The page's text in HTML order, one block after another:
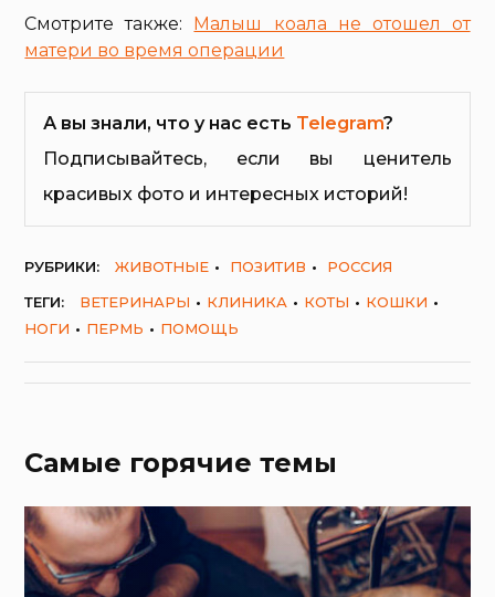
Смотрите также:
Малыш коала не отошел от
матери во время операции
А вы знали, что у нас есть Telegram?
Подписывайтесь, если вы ценитель
красивых фото и интересных историй!
РУБРИКИ: ЖИВОТНЫЕ ПОЗИТИВ
РОССИЯ
ТЕГИ:
ВЕТЕРИНАРЫ КЛИНИКА КОТЫ
КОШКИ
НОГИ
ПЕРМЬ ПОМОЩЬ
Самые горячие темы